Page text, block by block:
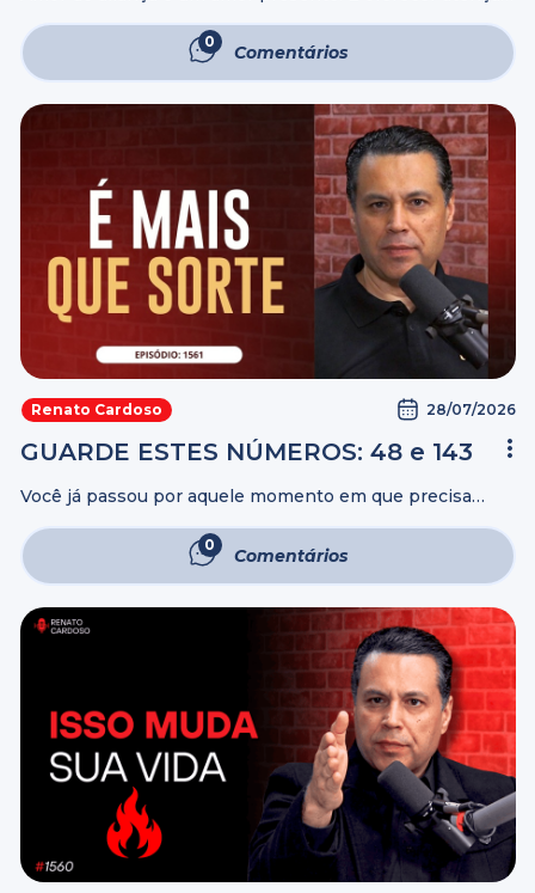
escolheu caminhar. Presença é estar atento, é transmitir
com atitudes: “eu ...
0 Comentários
Renato Cardoso 28/07/2026
GUARDE ESTES NÚMEROS: 48 e 143
Você já passou por aquele momento em que precisa
fazer? Às vezes, a mente fica cheia de perguntas: “Será
que esse ...
0 Comentários